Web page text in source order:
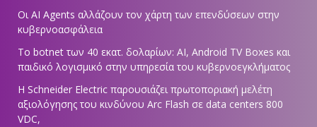
Οι AI Agents αλλάζουν τον χάρτη των επενδύσεων στην
κυβερνοασφάλεια
Το botnet των 40 εκατ. δολαρίων: AI, Android TV Boxes και
παιδικό λογισμικό στην υπηρεσία του κυβερνοεγκλήματος
Η Schneider Electric παρουσιάζει πρωτοποριακή μελέτη
αξιολόγησης του κινδύνου Arc Flash σε data centers 800
VDC,